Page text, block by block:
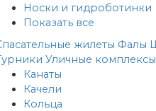
Носки и гидроботинки
Показать все
жилеты Фалы
Уличные комплексы
Канаты
Качели
Кольца